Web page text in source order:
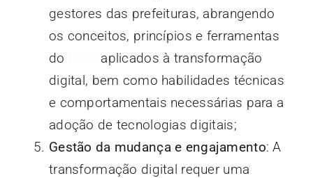
gestores das prefeituras, abrangendo
os conceitos, princípios e ferramentas
do
aplicados à transformação
digital, bem como habilidades técnicas
e comportamentais necessárias para a
adoção de tecnologias digitais;
Gestão da mudança e engajamento: A
transformação digital requer uma